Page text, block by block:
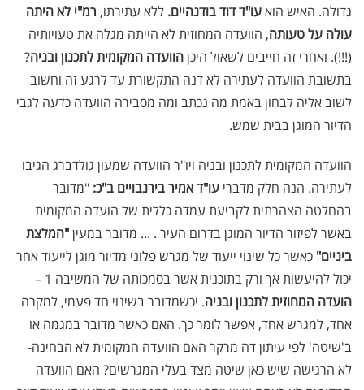
גדולה. האיש הואעו"ד דוד בודנהיים. ללא עתירתו, רמ"י לא היתה
עולה על טעותה, הוועדה המחוזית לא הייתה מגלה את טעויותיה
(!!!). ואחרי זה חייבים לשאול היכןהוועדה המקומית לתכנון ובניה?
בתשובת הוועדה לעתירה לא דנה התקשורת עד לרגע זה וחשוב
לשוב אליה לבחון באמת מה נכתב ומה מסבירה הוועדה כדעה לגבי
הדיור המוגן בבית שמש.
הוועדה המקומית לתכנון ובניה ויו"ר הוועדה שמעון גולדברג הגיבו
לעתירה. הנה חלק מדברי עו"ד אמיר בירנבויים ב"כ: "מדובר
בהחלטה הצהרתית לקביעת עמדה כללית של הועדה המקומית
באשר לפיזור הדיור המוגן בדרום העיר . ... מדובר במעין"המלצת
ביניים" כאשר כל שינוי ייעוד של מגרש פלוני מדיור מוגן לייעוד אחר
יכול להיעשות אך ורק בתוכנית אשר בסמכותה של המשיבה 1 –
הועדה המחוזית לתכנון ובניה. יכשמדובר בשינוי חד פעמי, למקרה
אחד, למגרש אחד, אפשר לומר כך. האם כאשר מדובר במגמה או
ב'שיטה' לפי עיתון דה מרקר האם הוועדה המקומית לא הבחינה-
לא הרגישה שיש כאן שיטה מצד בעלי המגרשים? האם הוועדה